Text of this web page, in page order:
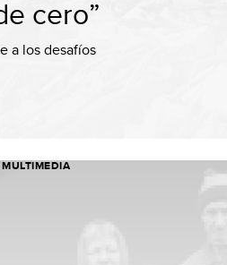
cero”
a los desafíos